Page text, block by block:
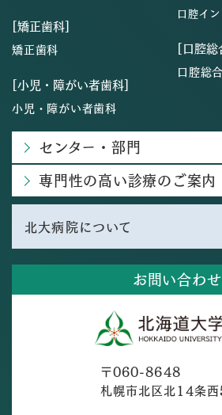
お問い合わせ
〒060-8648
札幌市北区北14条西
[矯正歯科]
矯正歯科
[小児・障がい者歯科]
小児・障がい者歯科
口腔イ
[口腔総
口腔総
センター・部門
専門性の高い診療のご案内
北大病院について